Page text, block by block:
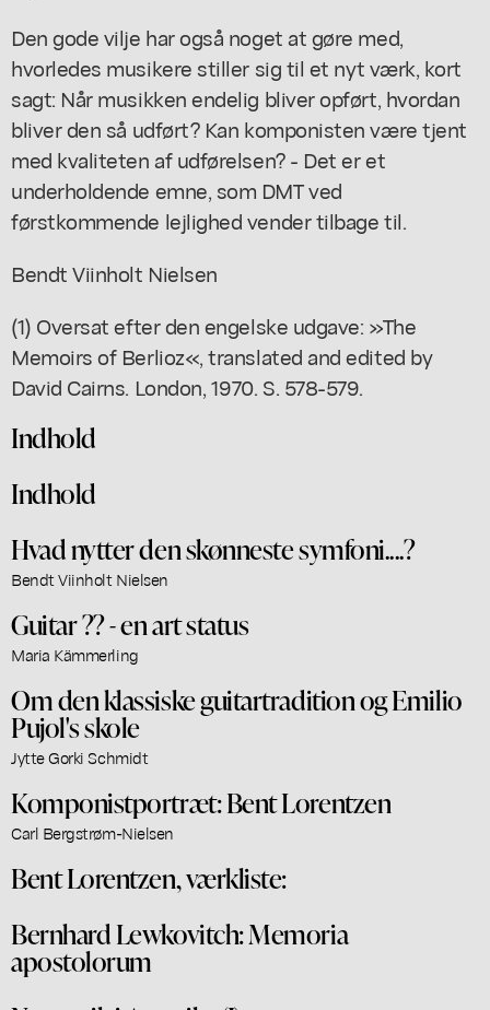
Den gode vilje har også noget at gøre med,
hvorledes musikere stiller sig til et nyt værk, kort
sagt: Når musikken endelig bliver opført, hvordan
bliver den så udført? Kan komponisten være tjent
med kvaliteten af udførelsen? - Det er et
underholdende emne, som DMT ved
førstkommende lejlighed vender tilbage til.
Bendt Viinholt Nielsen
(1) Oversat efter den engelske udgave: »The
Memoirs of Berlioz«, translated and edited by
David Cairns. London, 1970. S. 578-579.
Indhold
Indhold
Hvad nytter den skønneste symfoni....?
Bendt Viinholt Nielsen
Guitar ?? - en art status
Maria Kämmerling
Om den klassiske guitartradition og Emilio
Pujol's skole
Jytte Gorki Schmidt
Komponistportræt: Bent Lorentzen
Carl Bergstrøm-Nielsen
Bent Lorentzen, værkliste:
Bernhard Lewkovitch: Memoria
apostolorum